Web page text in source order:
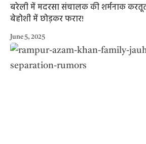
बरेली में मदरसा संचालक की शर्मनाक
बेहोशी में छोड़कर फरार!
June 5, 2025